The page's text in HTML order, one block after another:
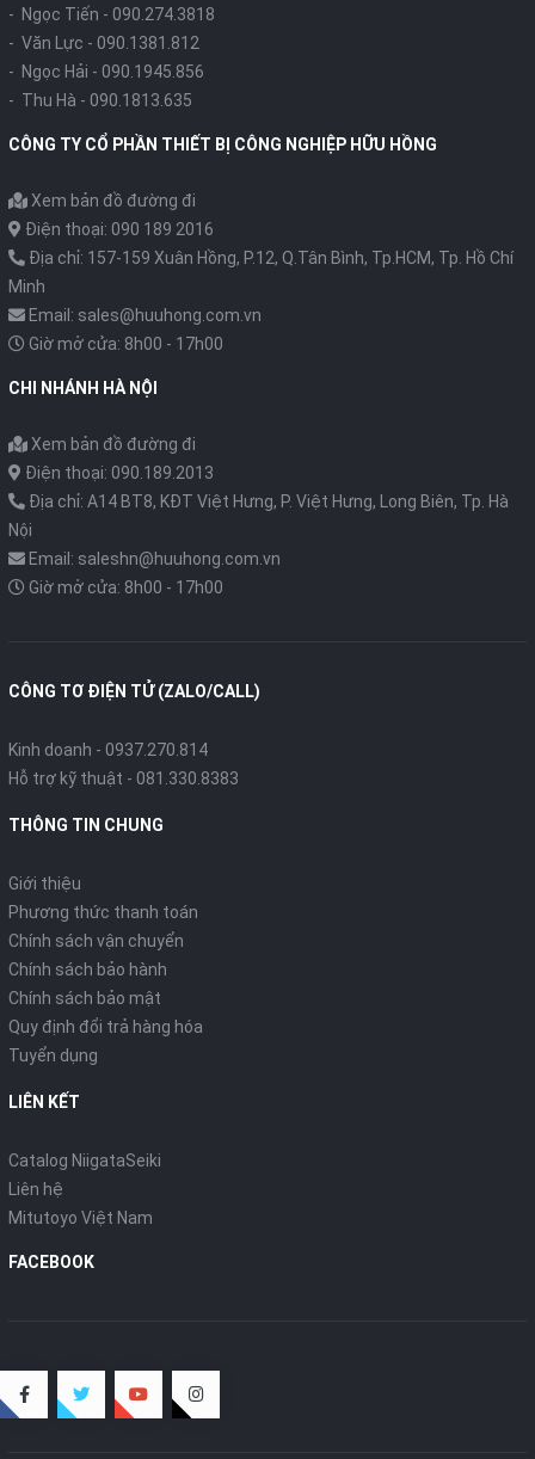
- Ngọc Tiến - 090.274.3818
- Văn Lực - 090.1381.812
- Ngọc Hải - 090.1945.856
- Thu Hà - 090.1813.635
CÔNG TY CỔ PHẦN THIẾT BỊ CÔNG NGHIỆP HỮU HỒNG
Xem bản đồ đường đi
Điện thoại: 090 189 2016
Địa chỉ: 157-159 Xuân Hồng, P.12, Q.Tân Bình, Tp.HCM, Tp. Hồ Chí
Minh
Email: sales@huuhong.com.vn
Giờ mở cửa: 8h00 - 17h00
CHI NHÁNH HÀ NỘI
Xem bản đồ đường đi
Điện thoại: 090.189.2013
Địa chỉ: A14 BT8, KĐT Việt Hưng, P. Việt Hưng, Long Biên, Tp. Hà
Nội
Email: saleshn@huuhong.com.vn
Giờ mở cửa: 8h00 - 17h00
CÔNG TƠ ĐIỆN TỬ (ZALO/CALL)
Kinh doanh - 0937.270.814
Hỗ trợ kỹ thuật - 081.330.8383
THÔNG TIN CHUNG
Giới thiệu
Phương thức thanh toán
Chính sách vận chuyển
Chính sách bảo hành
Chính sách bảo mật
Quy định đổi trả hàng hóa
Tuyển dụng
LIÊN KẾT
Catalog NiigataSeiki
Liên hệ
Mitutoyo Việt Nam
FACEBOOK